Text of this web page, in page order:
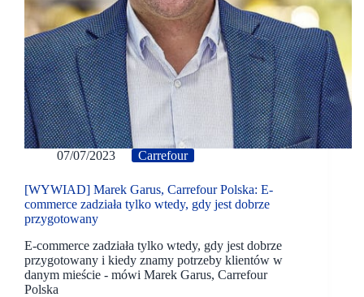
07/07/2023 Carrefour
[WYWIAD] Marek Garus, Carrefour Polska: E-
commerce zadziała tylko wtedy, gdy jest dobrze
przygotowany
E-commerce zadziała tylko wtedy, gdy jest dobrze
przygotowany i kiedy znamy potrzeby klientów w
danym mieście - mówi Marek Garus, Carrefour
Polska